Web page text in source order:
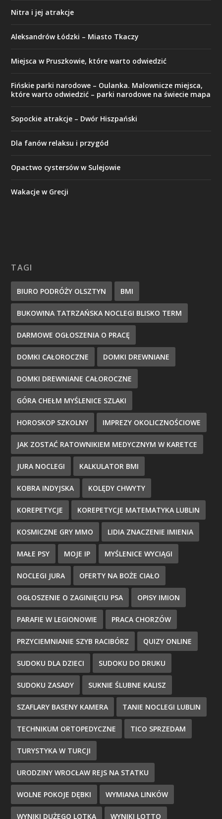
Nitra i jej atrakcje
Aleksandrów Łódzki – Miasto Tkaczy
Miejsca w Pruszkowie, które warto odwiedzić
Fińskie parki narodowe – Oulanka. Malownicze miejsca,
które warto odwiedzić – parki narodowe na świecie mapa
Sopockie atrakcje – Dwór Hiszpański
Dla fanów relaksu i przygód
Opactwo cystersów w Sulejowie
Wakacje w Grecji
TAGI
BIURO PODRÓŻY OLSZTYN BMI
BUKOWINA TATRZAŃSKA NOCLEGI BLISKO TERM
DARMOWE OGŁOSZENIA O PRACĘ
DOMKI CAŁOROCZNE DOMKI DREWNIANE
DOMKI DREWNIANE CAŁOROCZNE
GÓRA CHEŁM MYŚLENICE SZLAKI
HOROSKOP SZKOLNY IMPREZY OKOLICZNOŚCIOWE
JAK ZOSTAĆ RATOWNIKIEM MEDYCZNYM W KARETCE
JURA NOCLEGI KALKULATOR BMI
KOBRA INDYJSKA KOLĘDY CHWYTY
KOREPETYCJE KOREPETYCJE MATEMATYKA LUBLIN
KOSMICZNE GRY MMO LIDIA ZNACZENIE IMIENIA
MAŁE PSY MOJE IP MYŚLENICE WYCIĄGI
NOCLEGI JURA OFERTY NA BOŻE CIAŁO
OGŁOSZENIE O ZAGINIĘCIU PSA OPISY IMION
PARAFIE W LEGIONOWIE PRACA CHORZÓW
PRZYCIEMNIANIE SZYB RACIBÓRZ QUIZY ONLINE
SUDOKU DLA DZIECI SUDOKU DO DRUKU
SUDOKU ZASADY SUKNIE ŚLUBNE KALISZ
SZAFLARY BASENY KAMERA TANIE NOCLEGI LUBLIN
TECHNIKUM ORTOPEDYCZNE TICO SPRZEDAM
TURYSTYKA W TURCJI
URODZINY WROCŁAW REJS NA STATKU
WOLNE POKOJE DĘBKI WYMIANA LINKÓW
WYNIKI DUŻEGO LOTKA WYNIKI LOTTO